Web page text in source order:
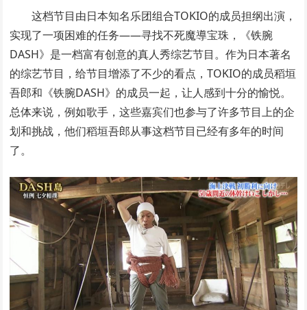
这档节目由日本知名乐团组合TOKIO的成员担纲出演，
实现了一项困难的任务——寻找不死魔導宝珠，《铁腕
DASH》是一档富有创意的真人秀综艺节目。作为日本著名
的综艺节目，给节目增添了不少的看点，TOKIO的成员稻垣
吾郎和《铁腕DASH》的成员一起，让人感到十分的愉悦。
总体来说，例如歌手，这些嘉宾们也参与了许多节目上的企
划和挑战，他们稻垣吾郎从事这档节目已经有多年的时间
了。